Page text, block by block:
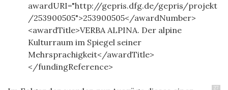
awardURI="http://gepris.dfg.de/gepris/projekt
/253900505">253900505</awardNumber>
<awardTitle>VERBA ALPINA. Der alpine
Kulturraum im Spiegel seiner
Mehrsprachigkeit</awardTitle>
</fundingReference>
27